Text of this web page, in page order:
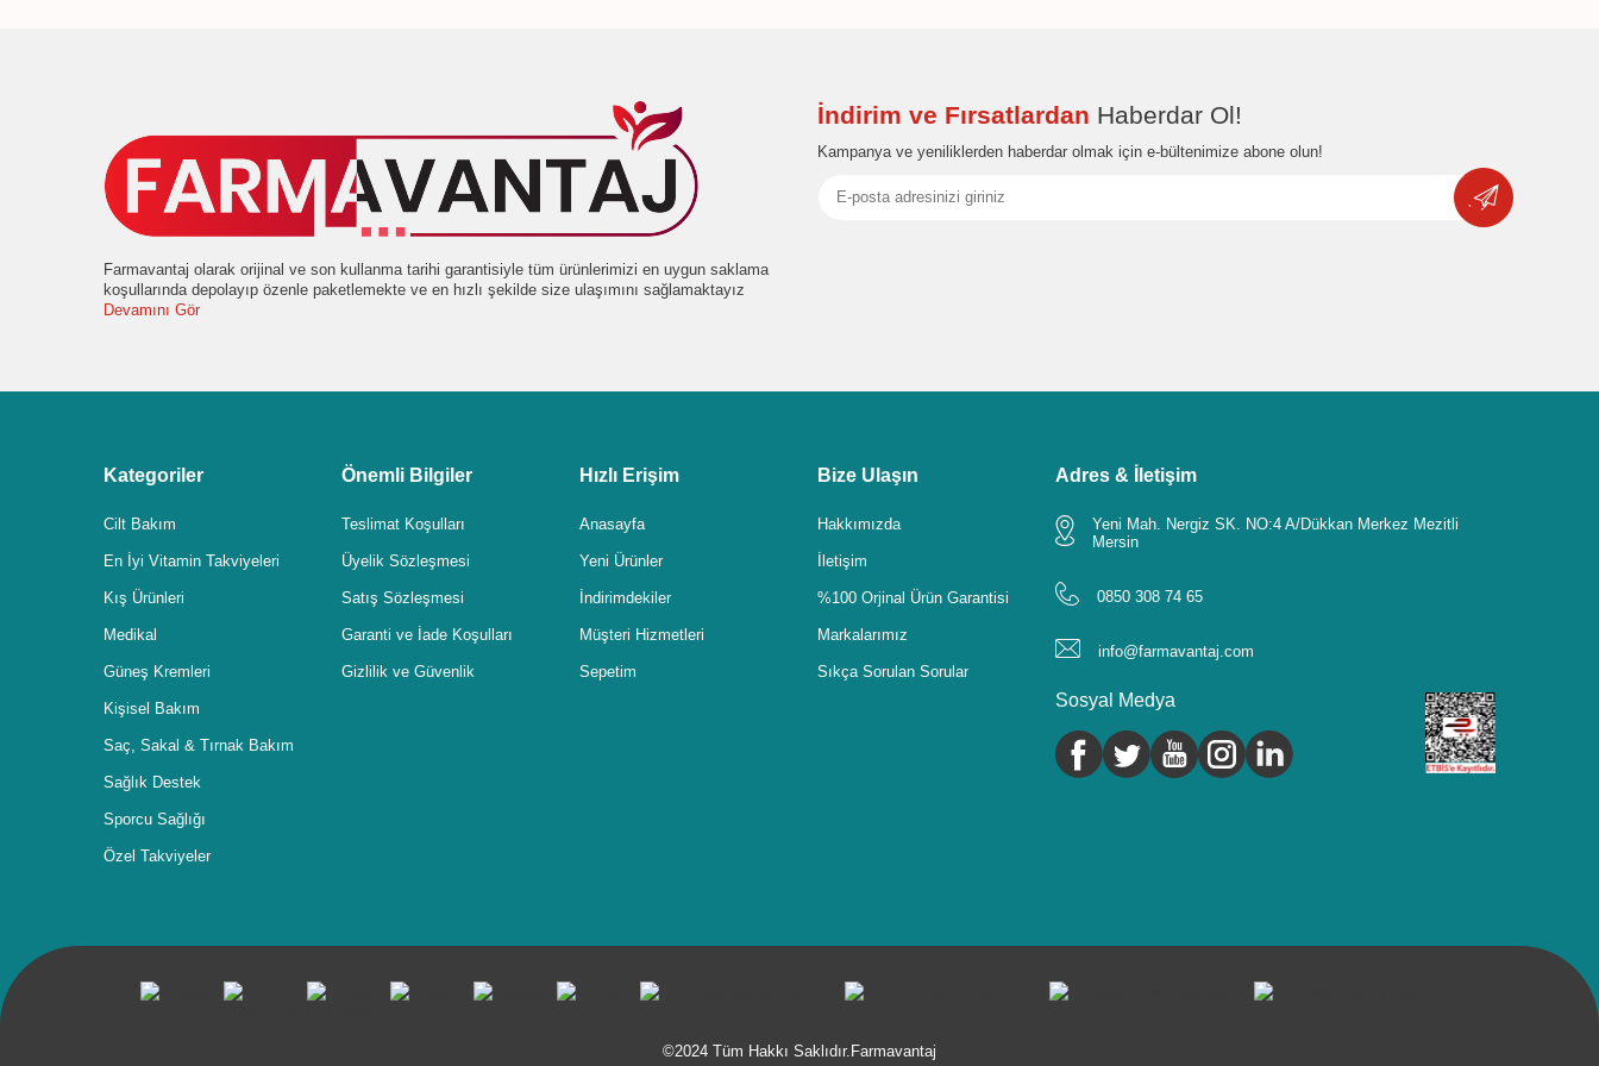
Farmavantaj olarak orijinal ve son kullanma tarihi garantisiyle tüm ürünlerimizi en uygun saklama
koşullarında depolayıp özenle paketlemekte ve en hızlı şekilde size ulaşımını sağlamaktayız
Devamını Gör
İndirim ve Fırsatlardan Haberdar Ol!
Kampanya ve yeniliklerden haberdar olmak için e-bültenimize abone olun!
Kategoriler
Cilt Bakım
En İyi Vitamin Takviyeleri
Kış Ürünleri
Medikal
Güneş Kremleri
Kişisel Bakım
Saç, Sakal & Tırnak Bakım
Sağlık Destek
Sporcu Sağlığı
Özel Takviyeler
Önemli Bilgiler
Teslimat Koşulları
Üyelik Sözleşmesi
Satış Sözleşmesi
Garanti ve İade Koşulları
Gizlilik ve Güvenlik
Hızlı Erişim
Anasayfa
Yeni Ürünler
İndirimdekiler
Müşteri Hizmetleri
Sepetim
Bize Ulaşın
Hakkımızda
İletişim
%100 Orjinal Ürün Garantisi
Markalarımız
Sıkça Sorulan Sorular
Adres & İletişim
Yeni Mah. Nergiz SK. NO:4 A/Dükkan Merkez Mezitli
Mersin
0850 308 74 65
info@farmavantaj.com
Sosyal Medya
©2024 Tüm Hakkı Saklıdır.Farmavantaj